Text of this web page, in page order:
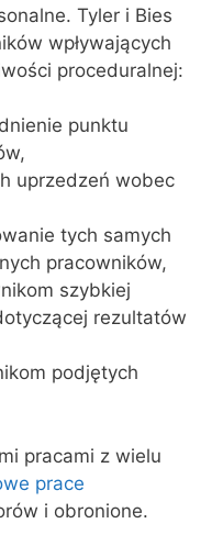
Tyler i Bies
wpływających
proceduralnej:
punktu
uprzedzeń wobec
tych samych
pracowników,
szybkiej
rezultatów
podjętych
pracami z wielu
prace
i obronione.